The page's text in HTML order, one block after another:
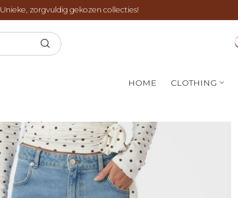
Unieke, zorgvuldig gekozen collecties!
HOME CLOTHING